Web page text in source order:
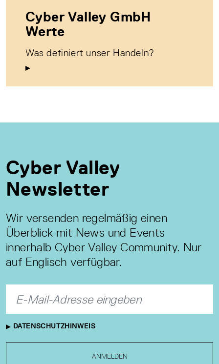
Cyber Valley GmbH
Werte
Was definiert unser Handeln?
Cyber Valley
Newsletter
Wir versenden regelmäßig einen
Überblick mit News und Events
innerhalb Cyber Valley Community. Nur
auf Englisch verfügbar.
DATENSCHUTZHINWEIS
ANMELDEN